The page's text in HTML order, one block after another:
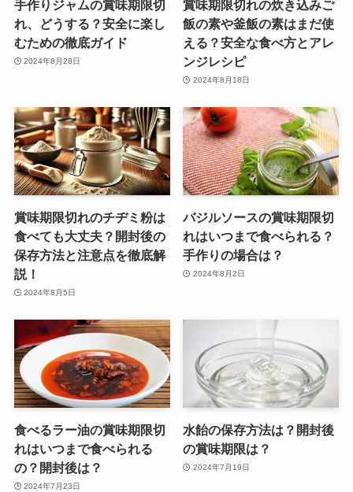
手作りジャムの賞味期限切
れ、どうする？安全に楽し
むための徹底ガイド
2024年8月28日
賞味期限切れの炊き込みご
飯の素や釜飯の素はまだ使
える？安全な食べ方とアレ
ンジレシピ
2024年8月18日
賞味期限切れのチヂミ粉は
食べても大丈夫？開封後の
保存方法と注意点を徹底解
説！
2024年8月5日
バジルソースの賞味期限切
れはいつまで食べられる？
手作りの場合は？
2024年8月2日
食べるラー油の賞味期限切
れはいつまで食べられる
の？開封後は？
2024年7月23日
水飴の保存方法は？開封後
の賞味期限は？
2024年7月19日